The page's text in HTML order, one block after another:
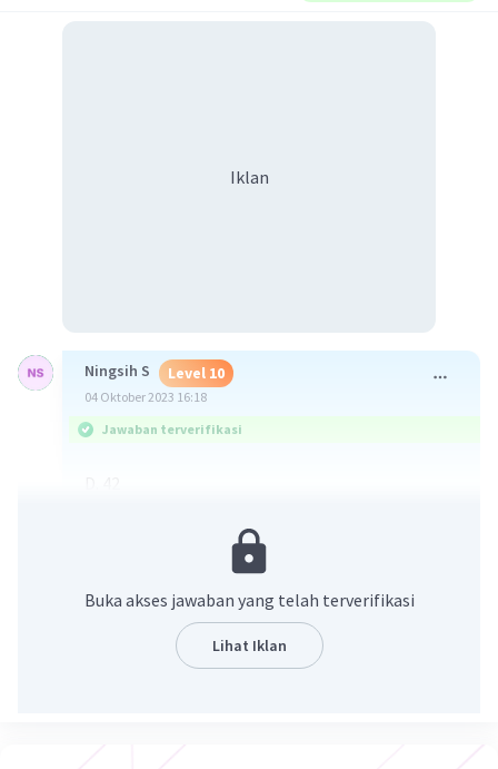
Iklan
Ningsih S Level 10
04 Oktober 2023 16:18
Jawaban terverifikasi
Buka akses jawaban yang telah terverifikasi
Lihat Iklan